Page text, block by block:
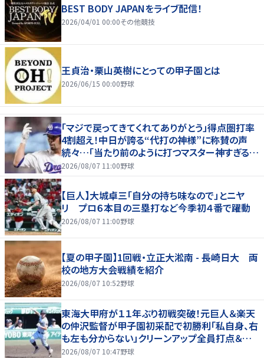
BEST BODY JAPANをライブ配信！
2026/04/01 00:00その他競技
王貞治・栗山英樹にとっての甲子園とは
2026/06/15 00:00野球
「マジで戻ってきてくれてありがとう」得点圏打率
4割超え！中日が誇る“代打の神様”に称賛の声
続々…「当たり前のように打つマスター神すぎる」
「また初球で決めたな」
2026/08/07 11:00野球
【巨人】大城卓三「自分の持ち味なので」とニヤ
リ プロ６本目の三塁打など今季初４番で躍動
2026/08/07 11:00野球
【夏の甲子園】1回戦・立正大淞南 - 長崎日大 両
校の地方大会戦績を紹介
2026/08/07 10:52野球
東海大甲府が１１年ぶり初戦突破！元巨人＆楽天
の仲沢監督が甲子園初采配で初勝利「私自身、右
も左も分からない」クリーンアップ全員打点＆継
投も「理想的」
2026/08/07 10:47野球